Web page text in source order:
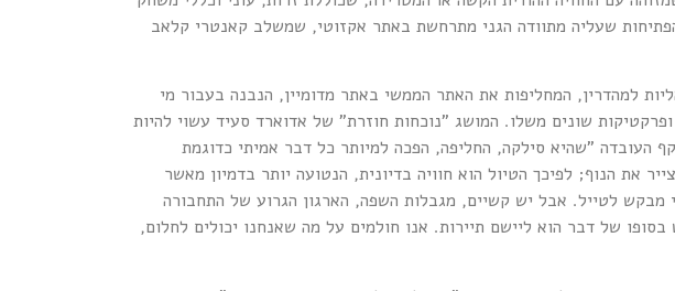
שעליה מתוודה הגני מתרחשת באתר אקזוטי, שמשלב קאנטרי קלאב
למהדרין, המחליפות את האתר הממשי באתר מדומיין, הנבנה בעבור מי
שונים משלו. המושג "נוכחות חוזרת" של אדוארד סעיד עשוי להיות
העובדה "שהיא סילקה, החליפה, הפכה למיותר כל דבר אמיתי כדוגמת
את הנוף; לפיכך הטיול הוא חוויה בדיונית, הנטועה יותר בדמיון מאשר
לטייל. אבל יש קשיים, מגבלות השפה, הארגון הגרוע של התחבורה
של דבר הוא ליישם תיירות. אנו חולמים על מה שאנחנו יכולים לחלום,